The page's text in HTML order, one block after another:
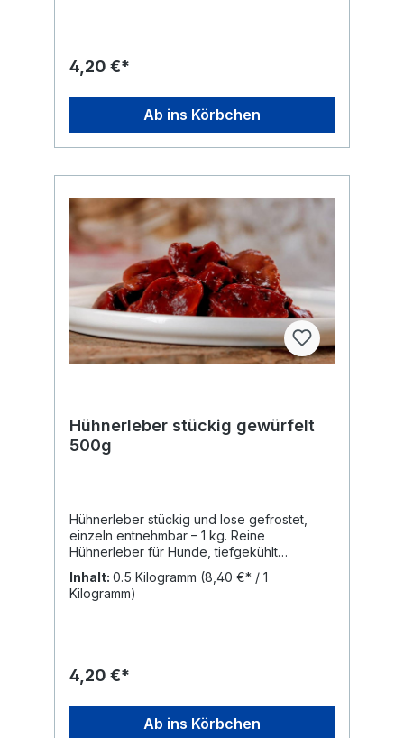
Hühnerherzen nun mal. Analytische Werte:
Rohasche: 0,90% Rohfaser: <0,1
Feuchtigkeit: 76,60% Naturrein und frei von
Zusätzen! Du erhältst den Artikel
Menge einfach aus der Tüte entnehmen,
Beutel wieder verschließen und den Beutel
zurück ins Eisfach legen. Ideal für eine
saubere und einfache Portionierung.
4,20 €*
Ab ins Körbchen
Hühnerleber stückig gewürfelt
500g
Hühnerleber stückig und lose gefrostet,
einzeln entnehmbar – 1 kg. Reine
Hühnerleber für Hunde, tiefgekühlt
verarbeitet und ohne Zusätze. Die Stücke
sind stückig geschnitten, lose gefrostet und
portionsweise entnehmbar. Hühnerleber
B-Vitamine und Spurenelemente wie Eisen
ergänzt Hühnerleber den Innereien-Anteil
innerhalb einer strukturierten Ration. Sie ist
Inhalt: 0.5 Kilogramm (8,40 €* / 1
Kilogramm)
4,20 €*
Ab ins Körbchen